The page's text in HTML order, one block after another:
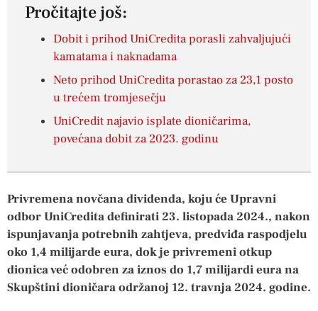
Pročitajte još:
Dobit i prihod UniCredita porasli zahvaljujući
kamatama i naknadama
Neto prihod UniCredita porastao za 23,1 posto
u trećem tromjesečju
UniCredit najavio isplate dioničarima,
povećana dobit za 2023. godinu
Privremena novčana dividenda, koju će Upravni
odbor UniCredita definirati 23. listopada 2024., nakon
ispunjavanja potrebnih zahtjeva, predviđa raspodjelu
oko 1,4 milijarde eura, dok je privremeni otkup
dionica već odobren za iznos do 1,7 milijardi eura na
Skupštini dioničara održanoj 12. travnja 2024. godine.